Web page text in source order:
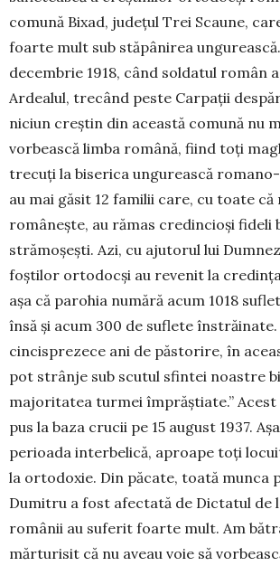
comună Bixad, județul Trei Scaune,
foarte mult sub stăpâ­nirea ungurească.
decembrie 1918, când soldatul român
Ardealul, trecând peste Carpații
niciun creștin din această comună nu
vorbească lim­ba română, fiind toți
trecuți la biserica ungurească
au mai găsit 12 familii care, cu toate că
românește, au rămas credincioși fideli
strămoșești. Azi, cu ajutorul lui
foștilor ortodocși au revenit la
așa că parohia numără acum 1018
însă și acum 300 de suflete
cincisprezece ani de păstorire, în
pot strânje sub scutul sfintei noastre
majoritatea tur­mei împrăștiate.”
pus la baza crucii pe 15 august 1937.
peri­oada interbelică, aproape toți
la ortodoxie. Din păcate, toată munca
Dumitru a fost afectată de Dictatul de
românii au sufe­rit foarte mult. Am
mărtu­risit că nu aveau voie să